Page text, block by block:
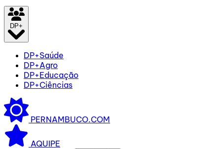
DP+
DP+Saúde
DP+Agro
DP+Educação
DP+Ciências
PERNAMBUCO.COM
AQUIPE